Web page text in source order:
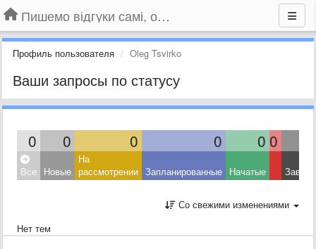
Пишемо відгуки самі, обговорюємо інші ідеї та пропозиції до Громадського Телебачення
Профиль пользователя Oleg Tsvirko
Ваши запросы по статусу
0 0 0 0 0 0
Все Новые
На
рассмотрении Запланированные Начатые
Со свежими изменениями
Нет тем